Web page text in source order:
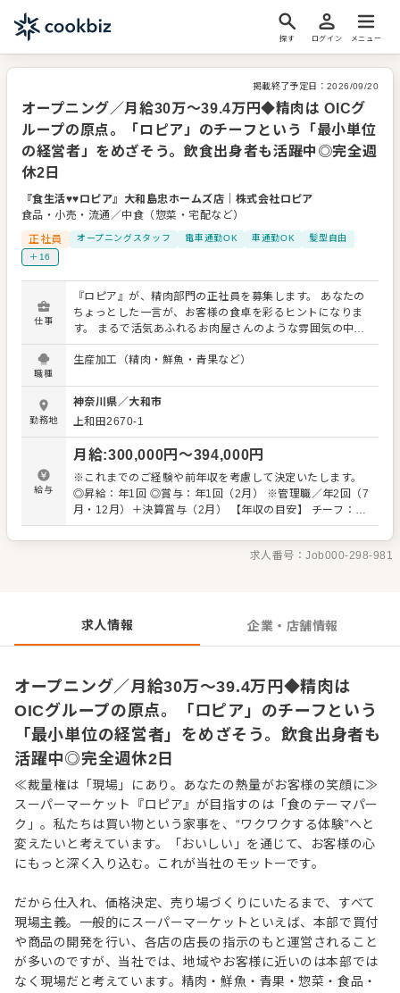
探す ログイン メニュー
掲載終了予定日： 2026/09/20
オープニング／月給30万～39.4万円◆精肉は OICグ
ループの原点。「ロピア」のチーフという「最小単位
の経営者」をめざそう。飲食出身者も活躍中◎完全週
休2日
『食生活♥♥ロピア』大和島忠ホームズ店
株式会社ロピア
食品・小売・流通／中食（惣菜・宅配など）
正社員
オープニングスタッフ 電車通勤OK 車通勤OK
髪型自由
＋16
仕事
『ロピア』が、精肉部門の正社員を募集します。 あなたの
ちょっとした一言が、お客様の食卓を彩るヒントになりま
す。 まるで活気あふれるお肉屋さんのような雰囲気の中、
お客様の「今日のお宝（お買い得品）」をご提供してい
く。そんな遊び心を持って、接客・運営をしてくださる方
けで 、美味しいから家事も楽でうれしい」 そんな声を聞い
たらニヤリ。 "食のテーマパーク"を目指す当店で、クルー
のようにお客様を盛り上げてください。 肉のカット術や高
度な商品知識は徐々にお教えします。未経験からスタート
した先輩も多数います。 また焼肉店など、精肉調理の経験
者は、自由度高くご活躍できます。チーフ候補として、仕
入れから商品開発、攻めの売り場作りまで、幅広い業務を
お任せ。 「自分の色が出せる売場で勝負したい」 「本部の
方との出会いを待ってます。 自らファンを増やしていく、
そんな「商売の原点」を当社で体感してください。 ■業務
ランドも考案できます） ・価格設定（店舗によって価格が
異なります） ・人材育成・採用 など
職種
生産加工（精肉・鮮魚・青果など）
勤務地
神奈川県／大和市
上和田2670-1
給与
月給:300,000円〜394,000円
※これまでのご経験や前年収を考慮して決定いたします。
◎昇給：年1回 ◎賞与：年1回（2月） ※管理職／年2回（7
月・12月）＋決算賞与（2月） 【年収の目安】 チーフ：平
均630万円 ※チーフ以上：700万円以上（平均年齢32歳）
※試用期間3ヶ月あり（期間中、条件変更なし） ※固定残
業代35時間分61,000円～80,300円を支給。超過分は別途支
求人番号：Job000-298-981
求人情報 企業・店舗情報
オープニング／月給30万～39.4万円◆精肉は
OICグループの原点。「ロピア」のチーフという
「最小単位の経営者」をめざそう。飲食出身者も
活躍中◎完全週休2日
≪裁量権は「現場」にあり。あなたの熱量がお客様の笑顔に≫
スーパーマーケット『ロピア』が目指すのは「食のテーマパー
ク」。私たちは買い物という家事を、“ワクワクする体験”へと
変えたいと考えています。「おいしい」を通じて、お客様の心
にもっと深く入り込む。これが当社のモットーです。
だから仕入れ、価格決定、売り場づくりにいたるまで、すべて
現場主義。一般的にスーパーマーケットといえば、本部で買付
や商品の開発を行い、各店の店長の指示のもと運営されること
が多いのですが、当社では、地域やお客様に近いのは本部では
なく現場だと考えています。精肉・鮮魚・青果・惣菜・食品・